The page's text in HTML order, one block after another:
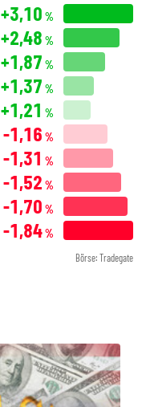
+3,10 %
+2,48 %
+1,87 %
+1,37 %
+1,21 %
-1,16 %
-1,31 %
-1,52 %
-1,70 %
-1,84%
Börse: Tradegate